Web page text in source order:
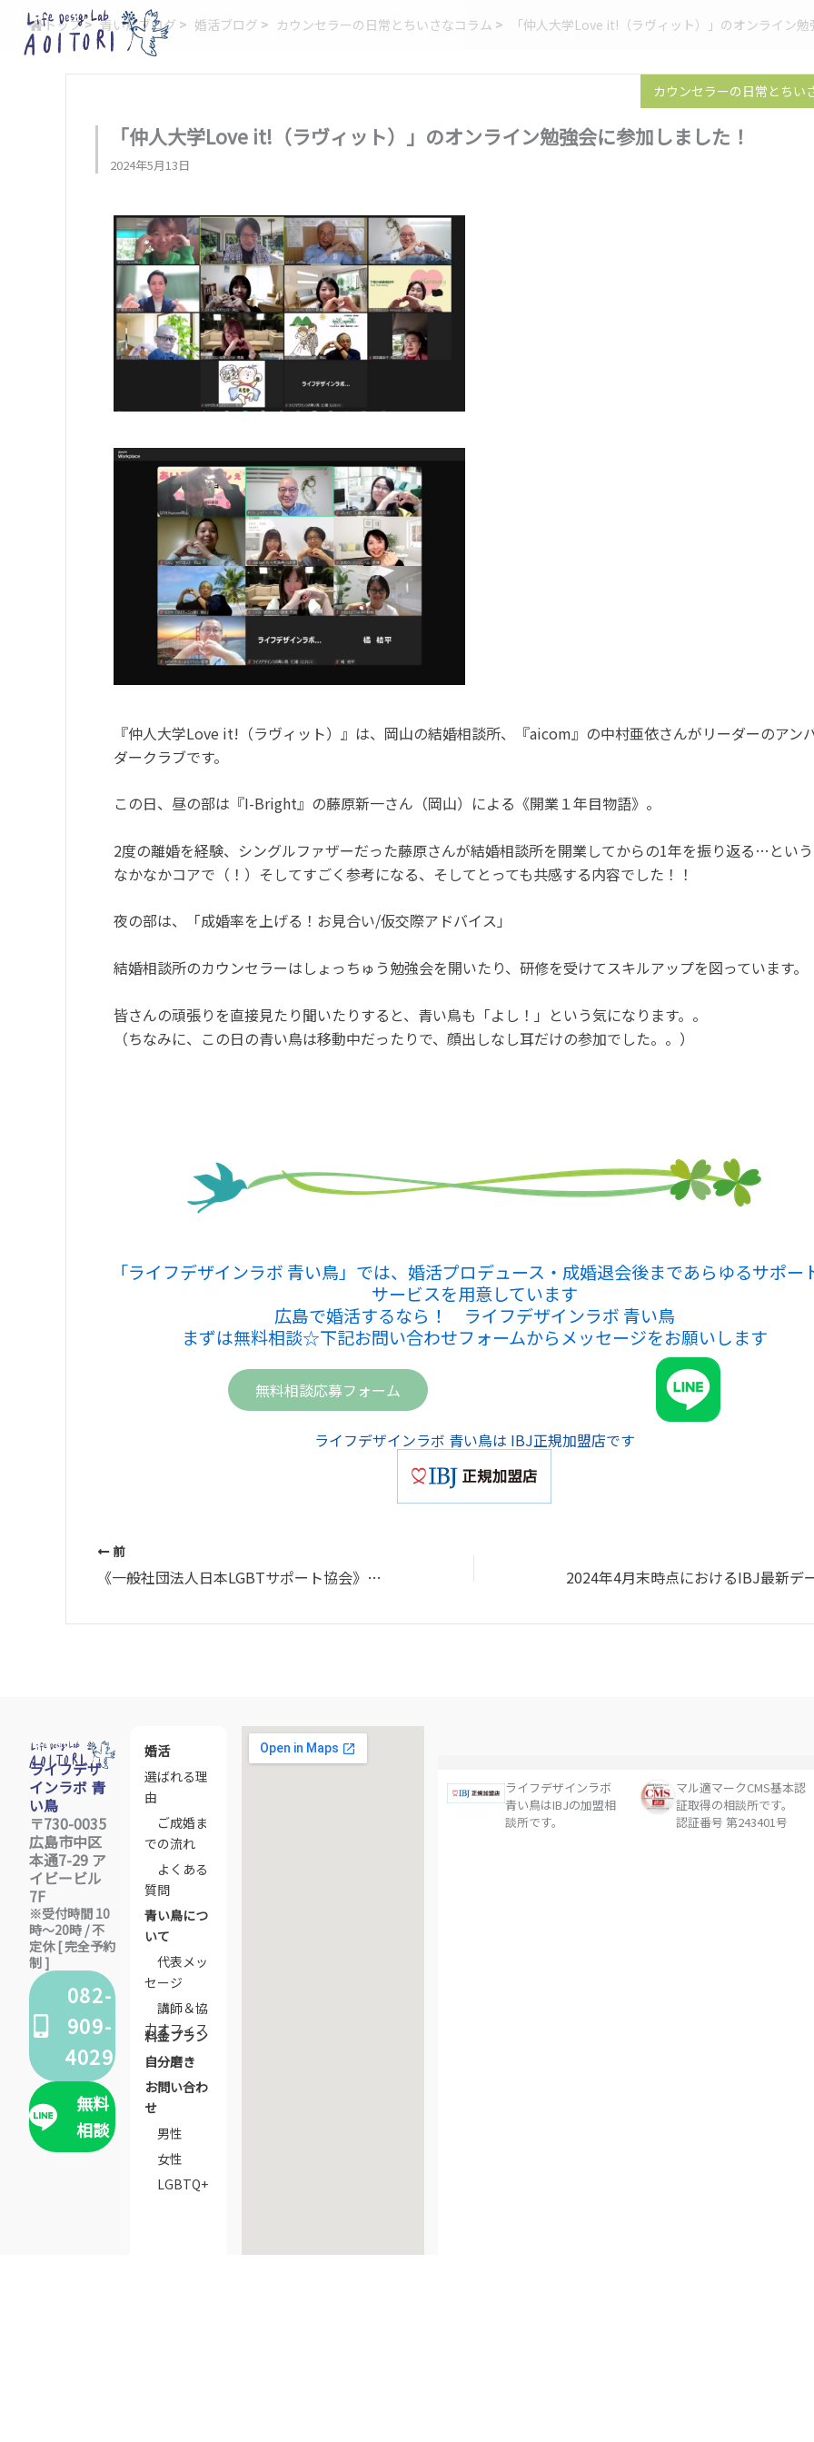
トップ> 青い鳥ブログ > 婚活ブログ > カウンセラーの日常とちいさなコラム > 「仲人大学Love it!（ラヴィット）」のオンライン
カウンセラーの日常とちい
「仲人大学Love it!（ラヴィット）」のオンライン勉強会に参加しました！
2024年5月13日
『仲人大学Love it!（ラヴィット）』は、岡山の結婚相談所、『aicom』の中村亜依さんがリーダーのアン
ダークラブです。
この日、昼の部は『I-Bright』の藤原新一さん（岡山）による《開業１年目物語》。
2度の離婚を経験、シングルファザーだった藤原さんが結婚相談所を開業してからの1年を振り返る…とい
なかなかコアで（！）そしてすごく参考になる、そしてとっても共感する内容でした！！
夜の部は、「成婚率を上げる！お見合い/仮交際アドバイス」
結婚相談所のカウンセラーはしょっちゅう勉強会を開いたり、研修を受けてスキルアップを図っています。
皆さんの頑張りを直接見たり聞いたりすると、青い鳥も「よし！」という気になります。。
（ちなみに、この日の青い鳥は移動中だったりで、顔出しなし耳だけの参加でした。。）
「ライフデザインラボ 青い鳥」では、婚活プロデュース・成婚退会後まであらゆるサポー
サービスを用意しています
広島で婚活するなら！ ライフデザインラボ 青い鳥
まずは無料相談☆下記お問い合わせフォームからメッセージをお願いします
無料相談応募フォーム
ライフデザインラボ 青い鳥は IBJ正規加盟店です
前
《一般社団法人日本LGBTサポート協会》の研修を受けました～
ライフデザ
インラボ 青
い鳥
〒730-0035
広島市中区
本通7-29 ア
イビービル
7F
※受付時間 10
時〜20時 / 不
定休 [ 完全予約
制 ]
082-
909-
4029
無料
相談
婚活
選ばれる理
由
ご成婚ま
での流れ
よくある
質問
青い鳥につ
いて
代表メッ
セージ
講師＆協
力オフィス
料金プラン
自分磨き
お問い合わ
せ
男性
女性
LGBTQ+
ライフデザインラボ
青い鳥はIBJの加盟相
談所です。
マル適マークCMS基本認
証取得の相談所です。
認証番号 第243401号